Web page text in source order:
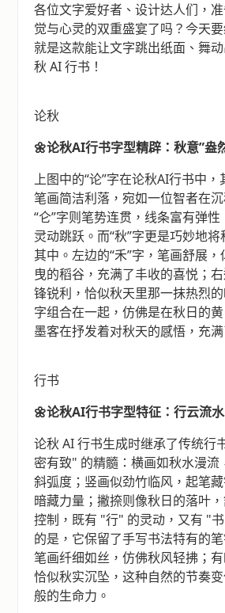
各位文字爱好者、设计达人们，
觉与心灵的双重盛宴了吗？今天
就是这款能让文字跳出纸面、舞
秋 AI 行书！
论秋
🌼论秋AI行书字型精辟：秋意”盎
上图中的“论”字在论秋AI行书中
笔画简洁利落，宛如一位智者在
“仑”字则笔势连贯，线条富有弹
灵动跳跃。而“秋”字更是巧妙地
其中。左边的“禾”字，笔画舒展
曳的稻谷，充满了丰收的喜悦；
锋锐利，恰似秋天里那一抹热烈
字组合在一起，仿佛是在秋日的
墨客在抒发着对秋天的感悟，充
行书
🌼论秋AI行书字型特征：行云流水
论秋 AI 行书生成时继承了传统行
密有致" 的精髓：横画如秋水漫流
斜弧度；竖画似劲竹临风，起笔
暗藏力量；撇捺则像秋日的落叶
控制，既有 "行" 的灵动，又有 "
的是，它保留了手写书法特有的
笔画纤细如丝，仿佛秋风轻拂；
恰似秋实沉坠，这种自然的节奏
般的生命力。